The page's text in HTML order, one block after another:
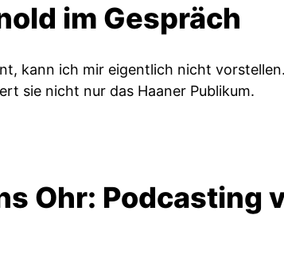
im Gespräch
kann ich mir eigentlich nicht
sie nicht nur das Haaner Publikum.
Ohr: Podcasting